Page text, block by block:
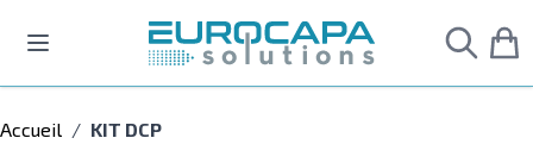
Accueil / KIT DCP